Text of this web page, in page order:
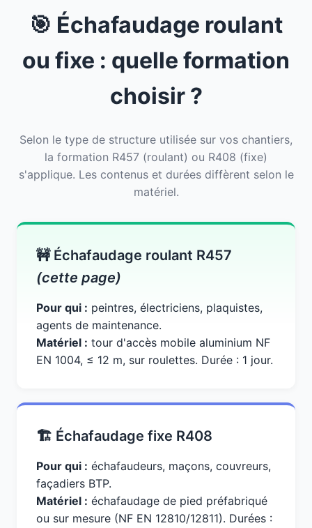
🎯 Échafaudage roulant
ou fixe : quelle formation
choisir ?
Selon le type de structure utilisée sur vos chantiers,
la formation R457 (roulant) ou R408 (fixe)
s'applique. Les contenus et durées diffèrent selon le
matériel.
🚧 Échafaudage roulant R457
(cette page)
Pour qui : peintres, électriciens, plaquistes,
agents de maintenance.
Matériel : tour d'accès mobile aluminium NF
EN 1004, ≤ 12 m, sur roulettes. Durée : 1 jour.
🏗️ Échafaudage fixe R408
Pour qui : échafaudeurs, maçons, couvreurs,
façadiers BTP.
Matériel : échafaudage de pied préfabriqué
ou sur mesure (NF EN 12810/12811). Durées :